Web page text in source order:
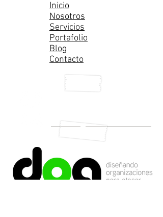
Inicio
Nosotros
Servicios
Portafolio
Blog
Contacto